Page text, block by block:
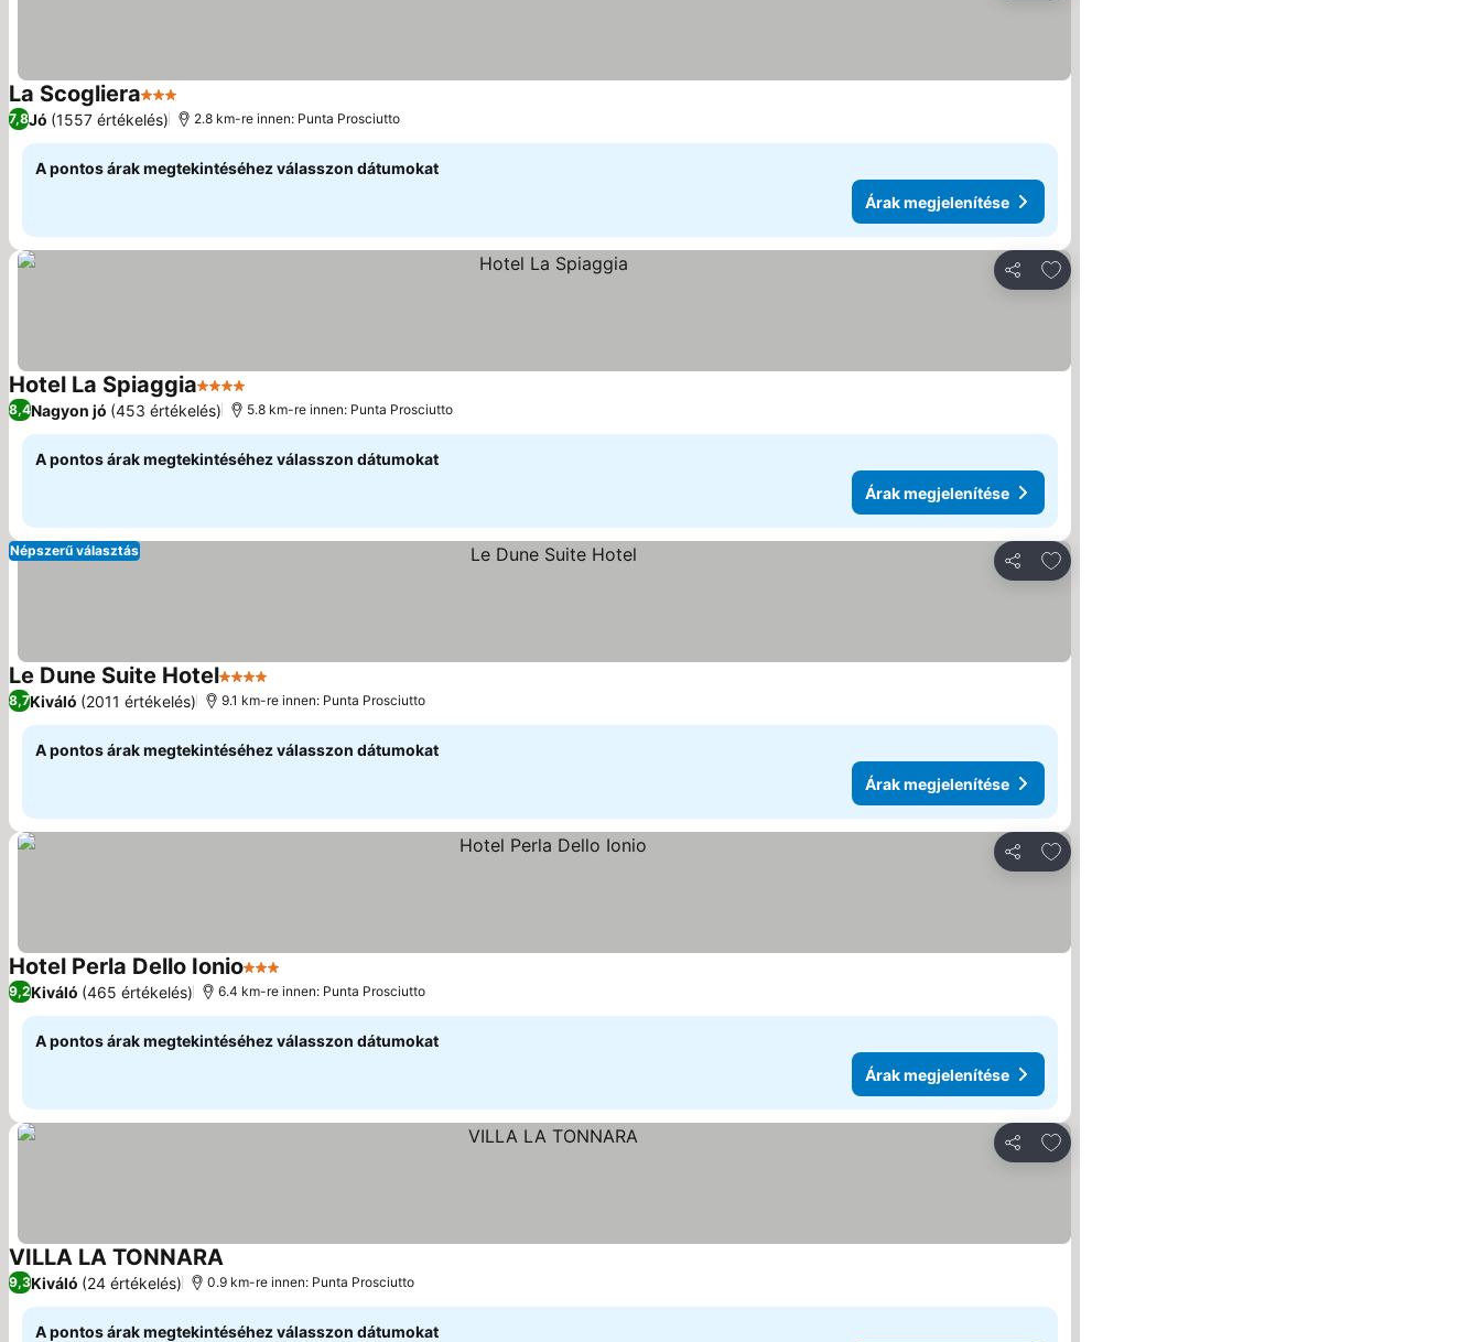
La Scogliera3 Kategória
7,8Jó (1557 értékelés) 2.8 km-re innen: Punta Prosciutto
A pontos árak megtekintéséhez válasszon dátumokat
Árak megjelenítése
Megosztás
Hozzáadás a kedvencekhez
Hotel La Spiaggia4 Kategória
8,4Nagyon jó (453 értékelés) 5.8 km-re innen: Punta Prosciutto
A pontos árak megtekintéséhez válasszon dátumokat
Árak megjelenítése
Megosztás
Hozzáadás a kedvencekhez
Népszerű választás
Le Dune Suite Hotel4 Kategória
8,7Kiváló (2011 értékelés) 9.1 km-re innen: Punta Prosciutto
A pontos árak megtekintéséhez válasszon dátumokat
Árak megjelenítése
Megosztás
Hozzáadás a kedvencekhez
Hotel Perla Dello Ionio3 Kategória
9,2Kiváló (465 értékelés) 6.4 km-re innen: Punta Prosciutto
A pontos árak megtekintéséhez válasszon dátumokat
Árak megjelenítése
Megosztás
Hozzáadás a kedvencekhez
VILLA LA TONNARA
9,3Kiváló (24 értékelés) 0.9 km-re innen: Punta Prosciutto
A pontos árak megtekintéséhez válasszon dátumokat